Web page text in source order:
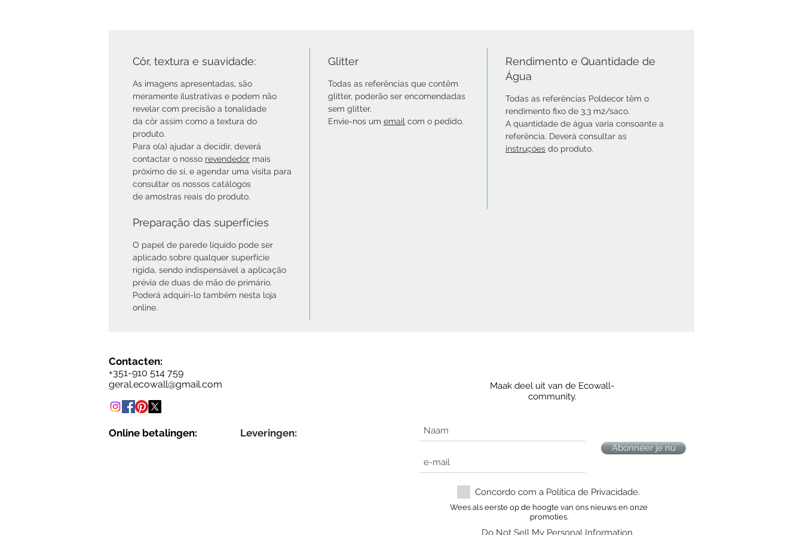
Côr, textura e suavidade:
As imagens apresentadas, são
meramente ilustrativas e podem não
revelar com precisão a tonalidade
da côr assim como a textura do
produto.
Para o(a) ajudar a decidir, deverá
contactar o nosso revendedor mais
próximo de si, e agendar uma visita para
consultar os nossos catálogos
de amostras reais do produto.
Glitter
Todas as referências que contêm
glitter, poderão ser encomendadas
sem glitter.
Envie-nos um email com o pedido.
Rendimento e Quantidade de
Água
Todas as referências Poldecor têm o
rendimento fixo de 3,3 m2/saco.
A quantidade de água varia consoante a
referência. Deverá consultar as
instruçóes do produto.
Preparação das superfícies
O papel de parede líquido pode ser
aplicado sobre qualquer superfície
rígida, sendo indispensável a aplicação
prévia de duas de mão de primário.
Poderá adquiri-lo também nesta loja
online.
Contacten:
+351-910 514 759
geral.ecowall@gmail.com
Online betalingen: Leveringen:
Maak deel uit van de Ecowall-
community.
Abonneer je nu
Concordo com a Política de Privacidade.
Wees als eerste op de hoogte van ons nieuws en onze
promoties.
Do Not Sell My Personal Information